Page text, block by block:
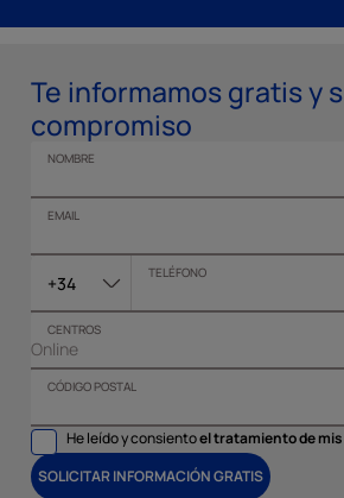
Te informamos gratis y
compromiso
NOMBRE
EMAIL
+34 TELÉFONO
CENTROS
CÓDIGO POSTAL
He leído y consientoel tratamiento de
SOLICITAR INFORMACIÓN GRATIS